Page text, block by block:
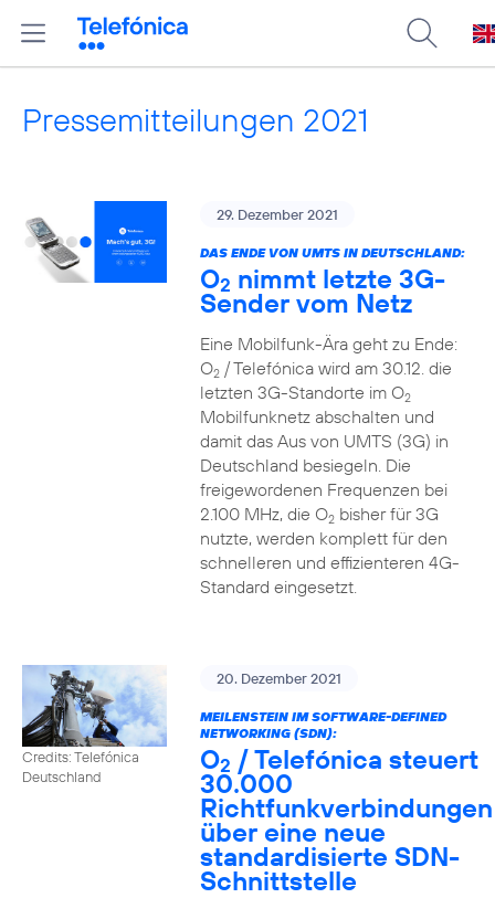
Pressemitteilungen 2021
29. Dezember 2021
DAS ENDE VON UMTS IN DEUTSCHLAND:
O2 nimmt letzte 3G-
Sender vom Netz
Eine Mobilfunk-Ära geht zu Ende:
O2/ Telefónica wird am 30.12. die
letzten 3G-Standorte im O2
Mobilfunknetz abschalten und
damit das Aus von UMTS (3G) in
Deutschland besiegeln. Die
freigewordenen Frequenzen bei
2.100 MHz, die O2bisher für 3G
nutzte, werden komplett für den
schnelleren und effizienteren 4G-
Standard eingesetzt.
Credits: Telefónica
Deutschland
20. Dezember 2021
MEILENSTEIN IM SOFTWARE-DEFINED
NETWORKING (SDN):
O2 / Telefónica steuert
30.000
Richtfunkverbindungen
über eine neue
standardisierte SDN-
Schnittstelle